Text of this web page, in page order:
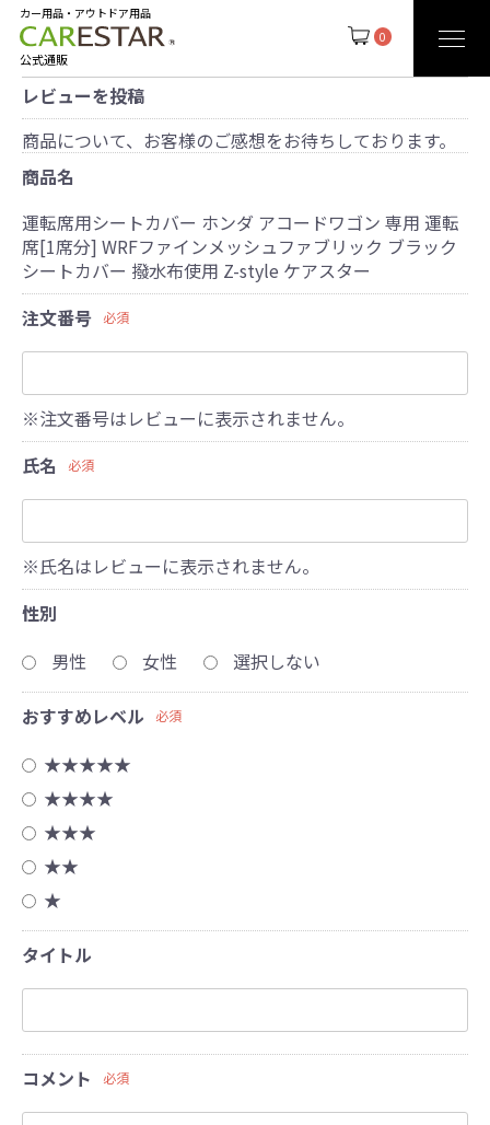
0
カー用品・アウトドア用品
公式通販
レビューを投稿
商品について、お客様のご感想をお待ちしております。
商品名
運転席用シートカバー ホンダ アコードワゴン 専用 運転
席[1席分] WRFファインメッシュファブリック ブラック
シートカバー 撥水布使用 Z-style ケアスター
注文番号
必須
※注文番号はレビューに表示されません。
氏名
必須
※氏名はレビューに表示されません。
性別
男性
女性 選択しない
おすすめレベル 必須
★★★★★
★★★★
★★★
★★
★
タイトル
コメント 必須